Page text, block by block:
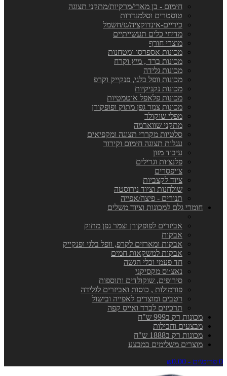
חימום - בן מארי/מרקיות/מתקני תצוגה
טוסטרים וסלמנדרות
כיריים-אינדוקציה/גז/חשמל
מדיחי כלים תעשייתיים
מוצרי חורף
מכונות אספרסו ומטחנות
מכונות ברד , מיץ וקרח
מכונות גלידה
מכונות וופל בלגי, פנקייק וקרפ
מכונות נקניקיות
מכונות פלאפל אוטמטיות
מכונות צמר גפן מתוק ופופקורן
מפלי שוקולד
מתקני שווארמה
סלטיות מקררי תצוגה ומקפיאים
עגלות תצוגה חימום וקירור
עיבוד מזון
פלנצ׳ות וגרילים
צ׳יפסרים
ציוד לקצביות
שולחנות וציוד נירוסטה
תנורים - פיצה/אפייה
חומרי גלם למכונות וציוד משלים
אביזרים לפופקורן וצמר גפן מתוק
אבקות
אבקות ומארזים לקרפ, וופל בלגי ופנקייק
אבקות למשקאות חמים
חד פעמי וכלי הגשה
נאצ׳וס מקסיקני
סירופים, שוקולדים ותוספות
פורמולות , כוסות ואביזרים לגלידה
רטבים ומוצרים לאפייה ובישול
תרכיזים לברד ואייס קפה
מכונות רק ב999 ש"ח
מבצעים וחבילות
מכונות רק ב1888 ש"ח
מוצרים משלימים במבצע
0 פריט\ים - ₪0.00